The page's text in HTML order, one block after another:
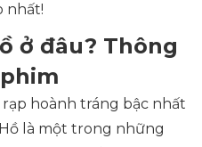
nhất!
ở đâu? Thông
hoành tráng bậc nhất
là một trong những